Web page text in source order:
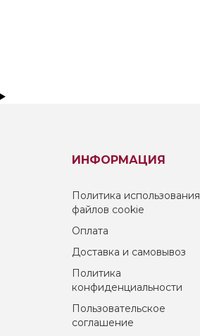
ИНФОРМАЦИЯ
Политика использования
файлов cookie
Оплата
Доставка и самовывоз
Политика
конфиденциальности
Пользовательское
соглашение